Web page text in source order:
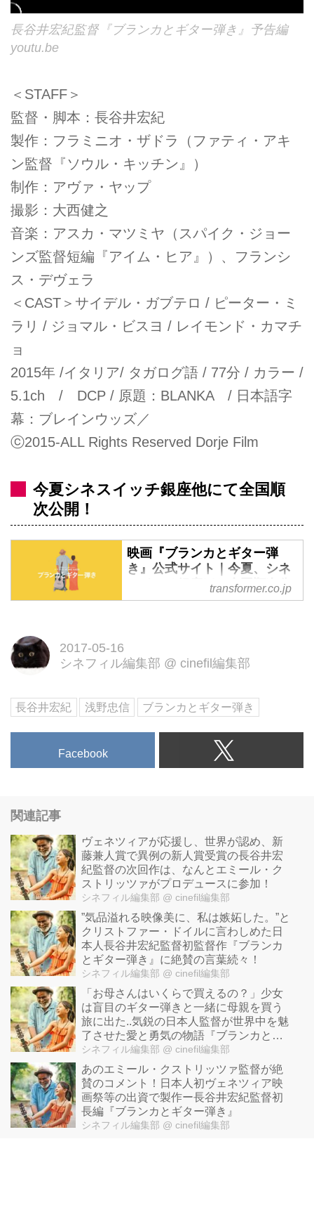
長谷井宏紀監督『ブランカとギター弾き』予告編
youtu.be
＜STAFF＞
監督・脚本：長谷井宏紀
製作：フラミニオ・ザドラ（ファティ・アキ
ン監督『ソウル・キッチン』）
制作：アヴァ・ヤップ
撮影：大西健之
音楽：アスカ・マツミヤ（スパイク・ジョー
ンズ監督短編『アイム・ヒア』）、フランシ
ス・デヴェラ
＜CAST＞サイデル・ガブテロ / ピーター・ミ
ラリ / ジョマル・ビスヨ / レイモンド・カマチ
ョ
2015年 /イタリア/ タガログ語 / 77分 / カラー /
5.1ch / DCP / 原題：BLANKA / 日本語字
幕：ブレインウッズ／
ⓒ2015-ALL Rights Reserved Dorje Film
今夏シネスイッチ銀座他にて全国順
次公開！
映画『ブランカとギター弾
き』公式サイト｜今夏、シネ
スイッチ銀座ほか全国順次公
開
弾きと出会った――。
ナーレ＆ヴェネツィア国際映画祭
出資世界が認めた才能、長谷井宏
紀 第一回長編作品。今夏、シネ
スイッチ銀座他にて全国順次公
開！
transformer.co.jp
2017-05-16
シネフィル編集部 @ cinefil編集部
長谷井宏紀 浅野忠信 ブランカとギター弾き
Facebook
関連記事
ヴェネツィアが応援し、世界が認め、新
藤兼人​賞で異例の新人賞受賞の長谷井宏
紀監督の次回作は、なんとエミール・ク
ストリッツァがプロデュースに参加！
シネフィル編集部 @ cinefil編集部
”気品溢れる映像美に、私は嫉妬した。”と
クリストファー・ドイルに言わしめた日
本人長谷井宏紀監督初監督作『ブランカ
とギター弾き』に絶賛の言葉続々！
シネフィル編集部 @ cinefil編集部
「お母さんはいくらで買えるの？」少女
は盲目のギター弾きと一緒に母親を買う
旅に出た..気鋭の日本人監督が世界中を魅
了させた愛と勇気の物語『ブランカとギ
ター弾き』
シネフィル編集部 @ cinefil編集部
あのエミール・クストリッツァ監督が絶
賛のコメント！日本人初ヴェネツィア映
画祭等の出資で製作ー長谷井宏紀監督初
長編『ブランカとギター弾き』
シネフィル編集部 @ cinefil編集部